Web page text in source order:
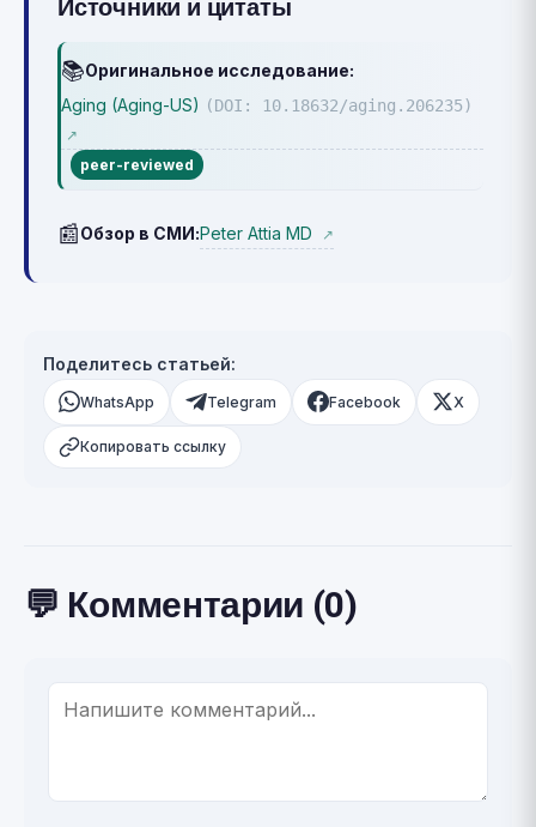
Источники и цитаты
📚Оригинальное исследование:
Aging (Aging-US) (DOI: 10.18632/aging.206235)
↗
peer-reviewed
📰Обзор в СМИ:Peter Attia MD ↗
Поделитесь статьей:
WhatsApp Telegram Facebook X
Копировать ссылку
💬 Комментарии (0)